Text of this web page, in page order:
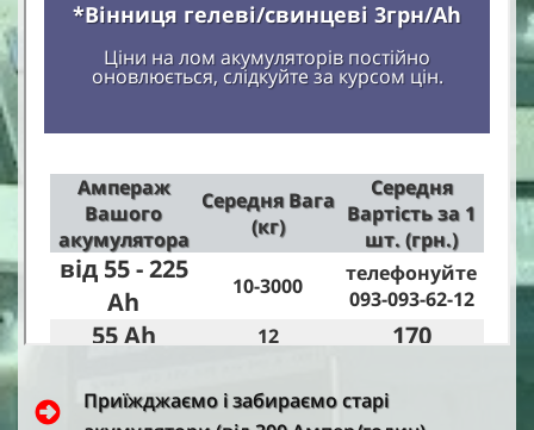
Приїжджаємо і забираємо старі